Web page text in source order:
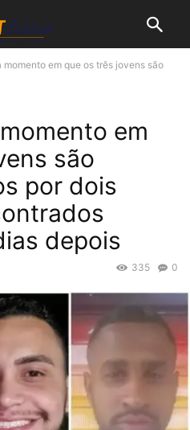
momento em que os três jovens são
em
são
por dois
depois
0
335